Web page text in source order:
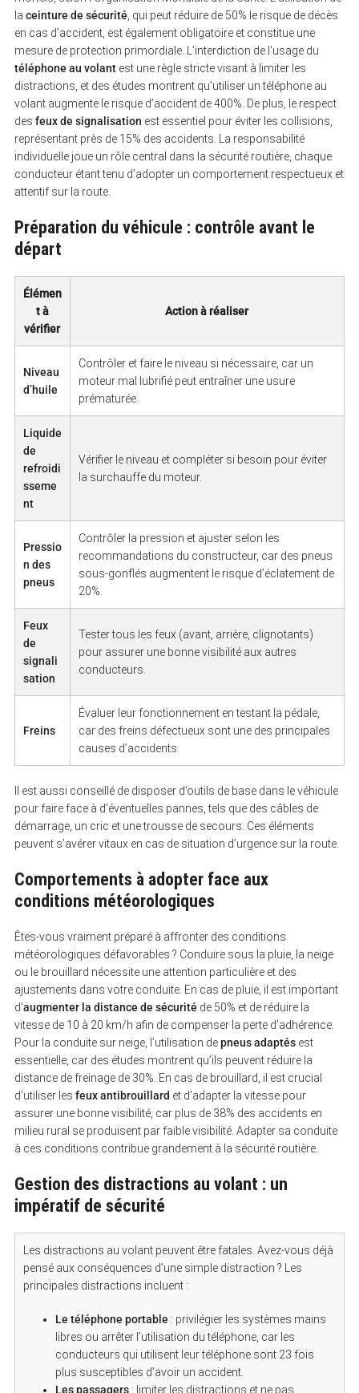
la ceinture de sécurité , qui peut réduire de 50% le risque de décès
en cas d’accident, est également obligatoire et constitue une
mesure de protection primordiale. L’interdiction de l’usage du
téléphone au volantest une règle stricte visant à limiter les
distractions, et des études montrent qu’utiliser un téléphone au
volant augmente le risque d’accident de 400%. De plus, le respect
des feux de signalisation est essentiel pour éviter les collisions,
représentant près de 15% des accidents. La responsabilité
individuelle joue un rôle central dans la sécurité routière, chaque
conducteur étant tenu d’adopter un comportement respectueux et
attentif sur la route.
Préparation du véhicule : contrôle avant le
départ
Élémen
t à
vérifier
Action à réaliser
Niveau
d’huile
Contrôler et faire le niveau si nécessaire, car un
moteur mal lubrifié peut entraîner une usure
prématurée.
Liquide
de
refroidi
sseme
nt
Vérifier le niveau et compléter si besoin pour éviter
la surchauffe du moteur.
Pressio
n des
pneus
Contrôler la pression et ajuster selon les
recommandations du constructeur, car des pneus
sous-gonflés augmentent le risque d’éclatement de
20%.
Feux
de
signali
sation
Tester tous les feux (avant, arrière, clignotants)
pour assurer une bonne visibilité aux autres
conducteurs.
Freins
Évaluer leur fonctionnement en testant la pédale,
car des freins défectueux sont une des principales
causes d’accidents.
Il est aussi conseillé de disposer d’outils de base dans le véhicule
pour faire face à d’éventuelles pannes, tels que des câbles de
démarrage, un cric et une trousse de secours. Ces éléments
peuvent s’avérer vitaux en cas de situation d’urgence sur la route.
Comportements à adopter face aux
conditions météorologiques
Êtes-vous vraiment préparé à affronter des conditions
météorologiques défavorables ? Conduire sous la pluie, la neige
ou le brouillard nécessite une attention particulière et des
ajustements dans votre conduite. En cas de pluie, il est important
d’augmenter la distance de sécurité de 50% et de réduire la
vitesse de 10 à 20 km/h afin de compenser la perte d’adhérence.
Pour la conduite sur neige, l’utilisation depneus adaptésest
essentielle, car des études montrent qu’ils peuvent réduire la
distance de freinage de 30%. En cas de brouillard, il est crucial
d’utiliser les feux antibrouillard et d’adapter la vitesse pour
assurer une bonne visibilité, car plus de 38% des accidents en
milieu rural se produisent par faible visibilité. Adapter sa conduite
à ces conditions contribue grandement à la sécurité routière.
Gestion des distractions au volant : un
impératif de sécurité
Les distractions au volant peuvent être fatales. Avez-vous déjà
pensé aux conséquences d’une simple distraction ? Les
principales distractions incluent :
Le téléphone portable : privilégier les systèmes mains
libres ou arrêter l’utilisation du téléphone, car les
conducteurs qui utilisent leur téléphone sont 23 fois
plus susceptibles d’avoir un accident.
Les passagers: limiter les distractions et ne pas
S
a
c
h
r